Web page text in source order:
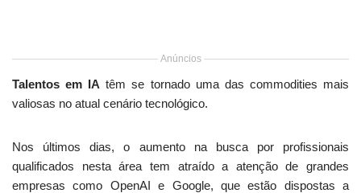
Anúncios
Talentos em IA têm se tornado uma das commodities mais
valiosas no atual cenário tecnológico.
Nos últimos dias, o aumento na busca por profissionais
qualificados nesta área tem atraído a atenção de grandes
empresas como OpenAI e Google, que estão dispostas a